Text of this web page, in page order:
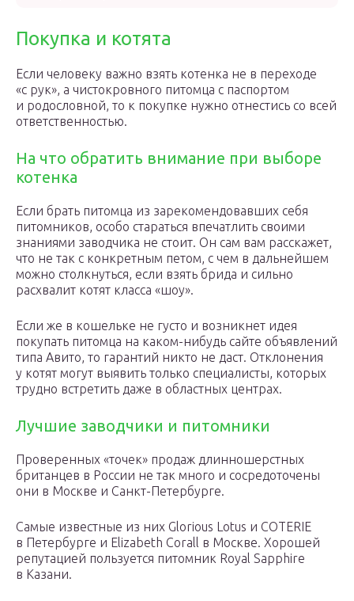
Покупка и котята
Если человеку важно взять котенка не в переходе
«с рук», а чистокровного питомца с паспортом
и родословной, то к покупке нужно отнестись со всей
ответственностью.
На что обратить внимание при выборе
котенка
Если брать питомца из зарекомендовавших себя
питомников, особо стараться впечатлить своими
знаниями заводчика не стоит. Он сам вам расскажет,
что не так с конкретным петом, с чем в дальнейшем
можно столкнуться, если взять брида и сильно
расхвалит котят класса «шоу».
Если же в кошельке не густо и возникнет идея
покупать питомца на каком-нибудь сайте объявлений
типа Авито, то гарантий никто не даст. Отклонения
у котят могут выявить только специалисты, которых
трудно встретить даже в областных центрах.
Лучшие заводчики и питомники
Проверенных «точек» продаж длинношерстных
британцев в России не так много и сосредоточены
они в Москве и Санкт-Петербурге.
Самые известные из них Glorious Lotus и COTERIE
в Петербурге и Elizabeth Corall в Москве. Хорошей
репутацией пользуется питомник Royal Sapphire
в Казани.